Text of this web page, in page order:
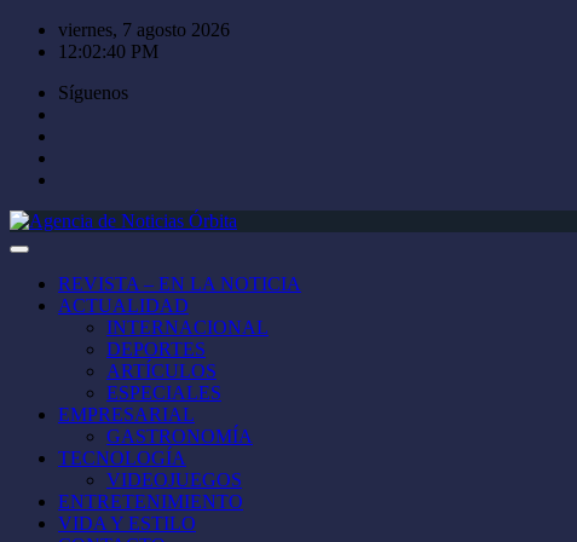
Saltar
viernes, 7 agosto 2026
12:02:40 PM
Síguenos
REVISTA – EN LA NOTICIA
ACTUALIDAD
INTERNACIONAL
DEPORTES
ARTÍCULOS
ESPECIALES
EMPRESARIAL
GASTRONOMÍA
TECNOLOGÍA
VIDEOJUEGOS
ENTRETENIMIENTO
VIDA Y ESTILO